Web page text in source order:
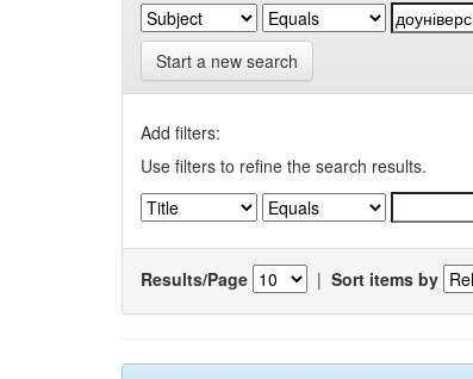
Start a new search
Add filters:
Use filters to refine the search results.
Results/Page | Sort items by